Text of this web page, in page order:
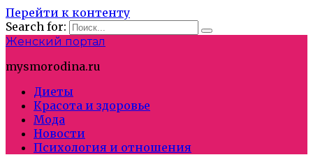
Перейти к контенту
Search for:
Женский портал
mysmorodina.ru
Диеты
Красота и здоровье
Мода
Новости
Психология и отношения